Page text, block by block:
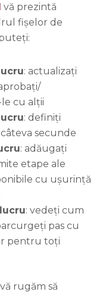
vă prezintă
fișelor de
: actualizați
cu alții
: definiți
secunde
: adăugați
etape ale
cu ușurință
: vedeți cum
pas cu
pentru toți
rugăm să